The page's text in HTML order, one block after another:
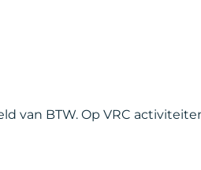
van BTW. Op VRC